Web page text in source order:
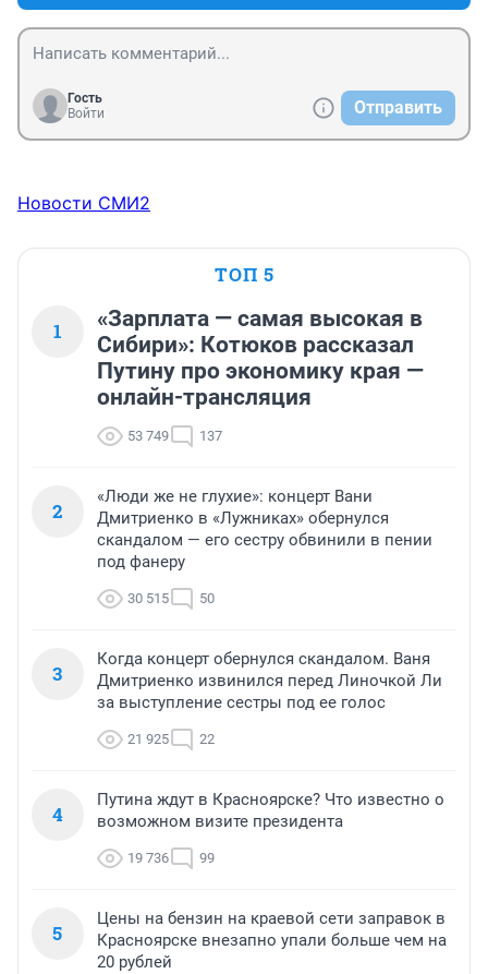
Гость
Войти
Отправить
Новости СМИ2
ТОП 5
1
«Зарплата — самая высокая в
Сибири»: Котюков рассказал
Путину про экономику края —
онлайн-трансляция
53 749 137
2
«Люди же не глухие»: концерт Вани
Дмитриенко в «Лужниках» обернулся
скандалом — его сестру обвинили в пении
под фанеру
30 515 50
3
Когда концерт обернулся скандалом. Ваня
Дмитриенко извинился перед Линочкой Ли
за выступление сестры под ее голос
21 925 22
4
Путина ждут в Красноярске? Что известно о
возможном визите президента
19 736 99
5
Цены на бензин на краевой сети заправок в
Красноярске внезапно упали больше чем на
20 рублей